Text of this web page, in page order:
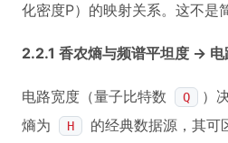
化密度P）的映射关系。这不是
2.2.1 香农熵与频谱平坦度 ->
电路宽度（量子比特数 Q
）
熵为
H 的经典数据源，其可